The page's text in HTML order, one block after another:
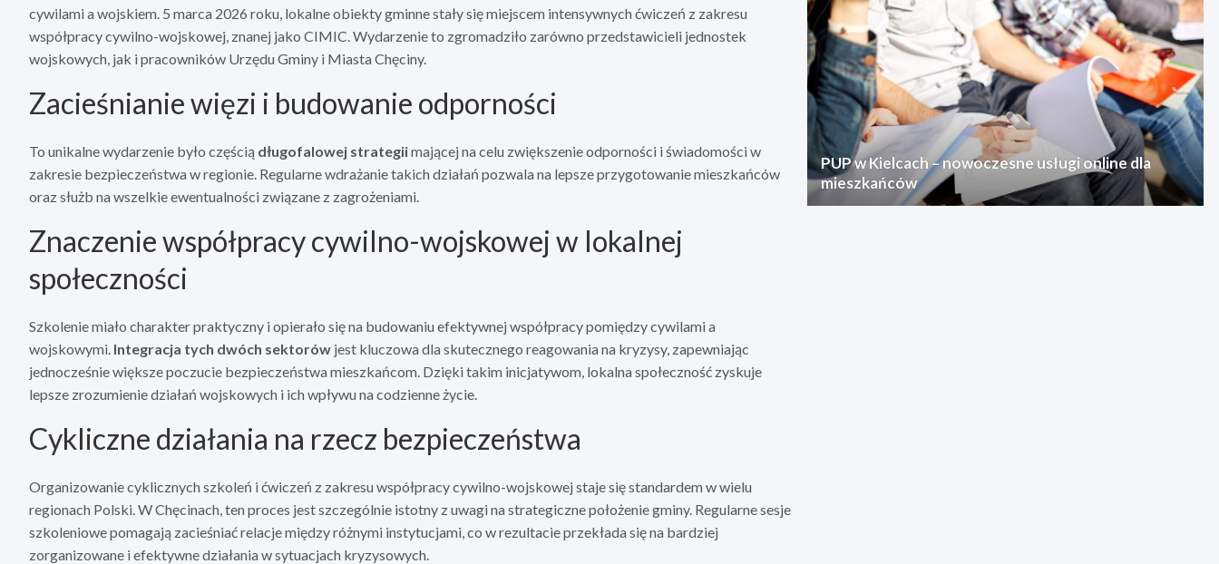
cywilami a wojskiem. 5 marca 2026 roku, lokalne obiekty gminne stały się miejscem intensywnych ćwiczeń z zakresu
współpracy cywilno-wojskowej, znanej jako CIMIC. Wydarzenie to zgromadziło zarówno przedstawicieli jednostek
wojskowych, jak i pracowników Urzędu Gminy i Miasta Chęciny.
Zacieśnianie więzi i budowanie odporności
To unikalne wydarzenie było częścią długofalowej strategiimającej na celu zwiększenie odporności i świadomości w
zakresie bezpieczeństwa w regionie. Regularne wdrażanie takich działań pozwala na lepsze przygotowanie mieszkańców
oraz służb na wszelkie ewentualności związane z zagrożeniami.
Znaczenie współpracy cywilno-wojskowej w lokalnej
społeczności
Szkolenie miało charakter praktyczny i opierało się na budowaniu efektywnej współpracy pomiędzy cywilami a
wojskowymi. Integracja tych dwóch sektorów jest kluczowa dla skutecznego reagowania na kryzysy, zapewniając
jednocześnie większe poczucie bezpieczeństwa mieszkańcom. Dzięki takim inicjatywom, lokalna społeczność zyskuje
lepsze zrozumienie działań wojskowych i ich wpływu na codzienne życie.
Cykliczne działania na rzecz bezpieczeństwa
Organizowanie cyklicznych szkoleń i ćwiczeń z zakresu współpracy cywilno-wojskowej staje się standardem w wielu
regionach Polski. W Chęcinach, ten proces jest szczególnie istotny z uwagi na strategiczne położenie gminy. Regularne sesje
szkoleniowe pomagają zacieśniać relacje między różnymi instytucjami, co w rezultacie przekłada się na bardziej
zorganizowane i efektywne działania w sytuacjach kryzysowych.
PUP w Kielcach – nowoczesne usługi online dla
mieszkańców